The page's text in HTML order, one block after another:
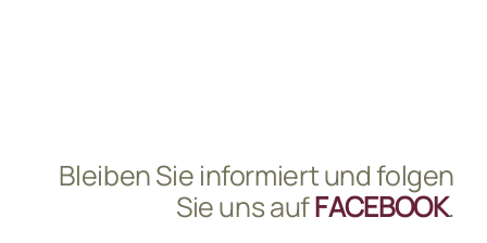
Bleiben Sie informiert und folgen
Sie uns aufFACEBOOK.